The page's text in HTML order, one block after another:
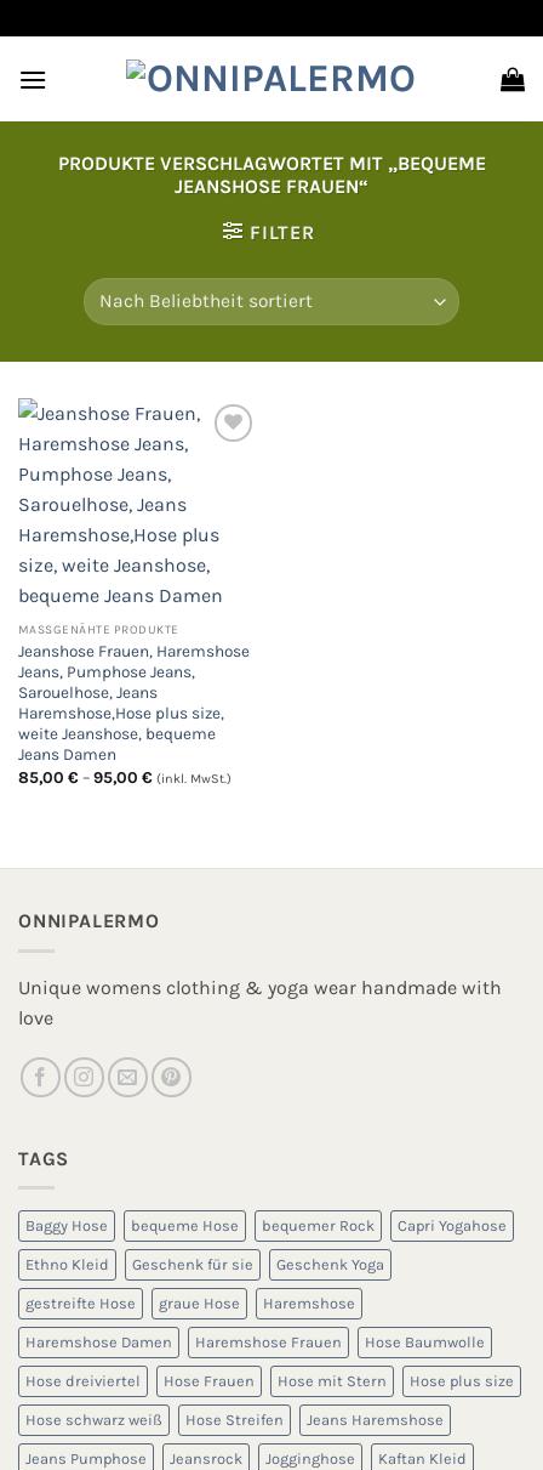
Inhalt
springen
PRODUKTE VERSCHLAGWORTET MIT „BEQUEME
JEANSHOSE FRAUEN“
FILTER
MASSGENÄHTE PRODUKTE
Jeanshose Frauen, Haremshose
Jeans, Pumphose Jeans,
Sarouelhose, Jeans
Haremshose,Hose plus size,
weite Jeanshose, bequeme
Jeans Damen
85,00 € – 95,00 €Preisspanne:
(inkl. MwSt.)
ONNIPALERMO
Unique womens clothing & yoga wear handmade with
love
TAGS
Baggy Hose bequeme Hose bequemer Rock Capri Yogahose
Ethno Kleid Geschenk für sie Geschenk Yoga
gestreifte Hose graue Hose Haremshose
Haremshose Damen Haremshose Frauen Hose Baumwolle
Hose dreiviertel Hose Frauen Hose mit Stern Hose plus size
Hose schwarz weiß Hose Streifen Jeans Haremshose
Jeans Pumphose Jeansrock Jogginghose Kaftan Kleid